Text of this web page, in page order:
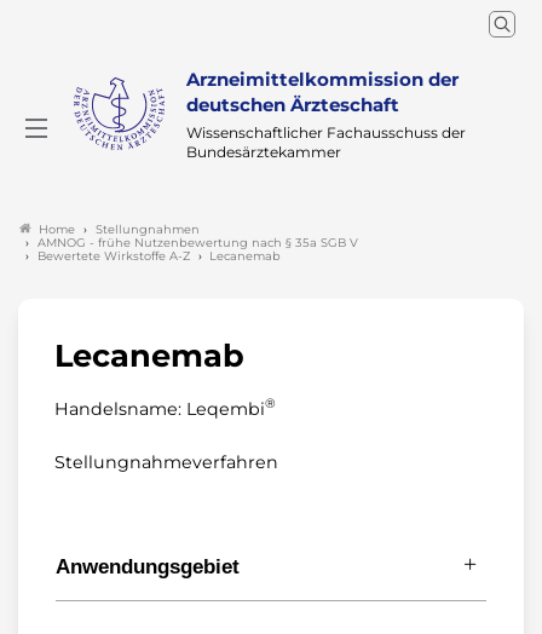
Arzneimittelkommission der
deutschen Ärzteschaft
Wissenschaftlicher Fachausschuss der
Bundesärztekammer
Home
Stellungnahmen
AMNOG - frühe Nutzenbewertung nach § 35a SGB V
Bewertete Wirkstoffe A-Z
Lecanemab
Lecanemab
Handelsname: Leqembi®
Stellungnahmeverfahren
Anwendungsgebiet